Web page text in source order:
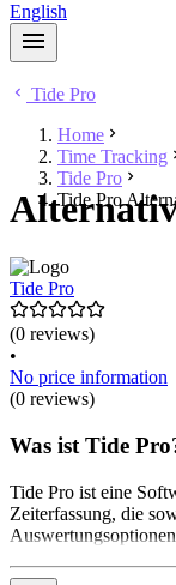
English
Tide Pro
Home
Time Tracking
Tide Pro
Tide Pro
Tide Pro
(0 reviews)
•
No price information
(0 reviews)
Was ist Tide
Tide Pro ist eine
Zeiterfassung, die